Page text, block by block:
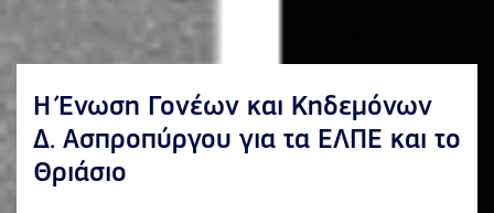
Η Ένωση Γονέων και Κηδεμόνων
Δ. Ασπροπύργου για τα ΕΛΠΕ και το
Θριάσιο